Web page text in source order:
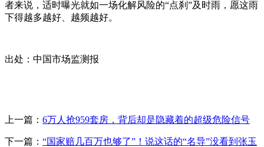
者来说，适时曝光就如一场化解风险的“点刹”及时雨，愿这雨
下得越多越好、越频越好。
出处：中国市场监测报
上一篇： 6万人抢959套房，背后却是隐藏着的超级危险信号
下一篇： “国家赔几百万也够了”！说这话的“名导”没看到张玉